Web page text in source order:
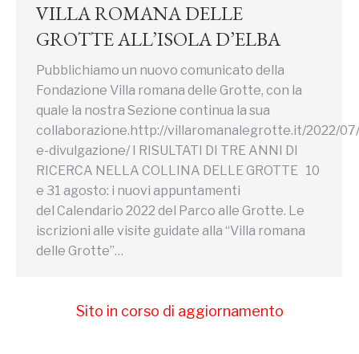
VILLA ROMANA DELLE
GROTTE ALL’ISOLA D’ELBA
Pubblichiamo un nuovo comunicato della
Fondazione Villa romana delle Grotte, con la
quale la nostra Sezione continua la sua
collaborazione.http://villaromanalegrotte.it/2022/
e-divulgazione/ I RISULTATI DI TRE ANNI DI
RICERCA NELLA COLLINA DELLE GROTTE 10
e 31 agosto: i nuovi appuntamenti
del Calendario 2022 del Parco alle Grotte. Le
iscrizioni alle visite guidate alla “Villa romana
delle Grotte”…
Sito in corso di aggiornamento